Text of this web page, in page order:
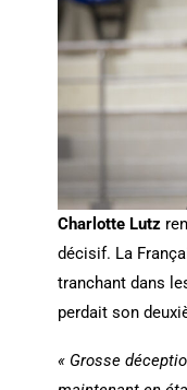
Charlotte Lutz
décisif. La
tranchant dans
perdait son
« Grosse